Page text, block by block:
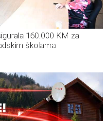
160.000 KM za
školama